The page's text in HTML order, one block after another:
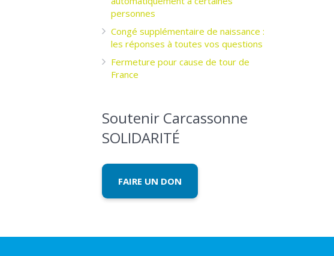
personnes
Congé supplémentaire de naissance :
les réponses à toutes vos questions
Fermeture pour cause de tour de
France
Soutenir Carcassonne
SOLIDARITÉ
FAIRE UN DON